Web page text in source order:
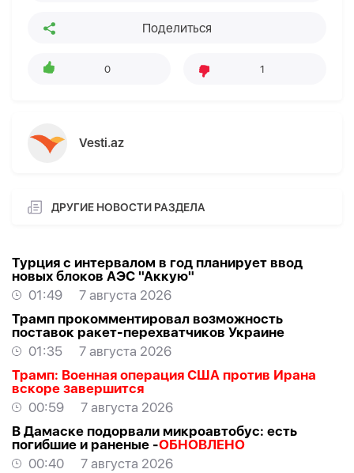
Поделиться
0 1
Vesti.az
ДРУГИЕ НОВОСТИ РАЗДЕЛА
Турция с интервалом в год планирует ввод
новых блоков АЭС "Аккую"
01:49
7 августа 2026
Трамп прокомментировал возможность
поставок ракет-перехватчиков Украине
01:35
7 августа 2026
Трамп: Военная операция США против Ирана
вскоре завершится
00:59
7 августа 2026
В Дамаске подорвали микроавтобус: есть
погибшие и раненые -ОБНОВЛЕНО
00:40
7 августа 2026